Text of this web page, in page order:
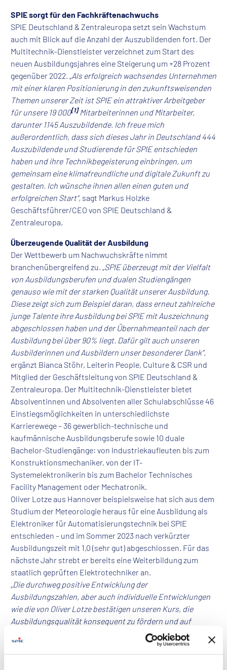
SPIE sorgt für den Fachkräftenachwuchs
SPIE Deutschland & Zentraleuropa setzt sein Wachstum
auch mit Blick auf die Anzahl der Auszubildenden fort. Der
Multitechnik-Dienstleister verzeichnet zum Start des
neuen Ausbildungsjahres eine Steigerung um +28 Prozent
gegenüber 2022. „Als erfolgreich wachsendes Unternehmen
mit einer klaren Positionierung in den zukunftsweisenden
Themen unserer Zeit ist SPIE ein attraktiver Arbeitgeber
für unsere 19 000[1]Mitarbeiterinnen und Mitarbeiter,
darunter 1145 Auszubildende. Ich freue mich
außerordentlich, dass sich dieses Jahr in Deutschland 444
Auszubildende und Studierende für SPIE entschieden
haben und ihre Technikbegeisterung einbringen, um
gemeinsam eine klimafreundliche und digitale Zukunft zu
gestalten. Ich wünsche ihnen allen einen guten und
erfolgreichen Start“, sagt Markus Holzke
Geschäftsführer/CEO von SPIE Deutschland &
Zentraleuropa.
Überzeugende Qualität der Ausbildung
Der Wettbewerb um Nachwuchskräfte nimmt
branchenübergreifend zu. „SPIE überzeugt mit der Vielfalt
von Ausbildungsberufen und dualen Studiengängen
genauso wie mit der starken Qualität unserer Ausbildung.
Diese zeigt sich zum Beispiel daran, dass erneut zahlreiche
junge Talente ihre Ausbildung bei SPIE mit Auszeichnung
abgeschlossen haben und der Übernahmeanteil nach der
Ausbildung bei über 90% liegt. Dafür gilt auch unseren
Ausbilderinnen und Ausbildern unser besonderer Dank“,
ergänzt Bianca Stöhr, Leiterin People, Culture & CSR und
Mitglied der Geschäftsleitung von SPIE Deutschland &
Zentraleuropa. Der Multitechnik-Dienstleister bietet
Absolventinnen und Absolventen aller Schulabschlüsse 46
Einstiegsmöglichkeiten in unterschiedlichste
Karrierewege – 36 gewerblich-technische und
kaufmännische Ausbildungsberufe sowie 10 duale
Bachelor-Studiengänge: von Industriekaufleuten bis zum
Konstruktionsmechaniker, von der IT-
Systemelektronikerin bis zum Bachelor Technisches
Facility Management oder Mechatronik.
Oliver Lotze aus Hannover beispielsweise hat sich aus dem
Studium der Meteorologie heraus für eine Ausbildung als
Elektroniker für Automatisierungstechnik bei SPIE
entschieden – und im Sommer 2023 nach verkürzter
Ausbildungszeit mit 1,0 (sehr gut) abgeschlossen. Für das
nächste Jahr strebt er bereits eine Weiterbildung zum
staatlich geprüften Elektrotechniker an.
„Die durchweg positive Entwicklung der
Ausbildungszahlen, aber auch individuelle Entwicklungen
wie die von Oliver Lotze bestätigen unseren Kurs, die
Ausbildungsqualität konsequent zu fördern und auf
unseren technikbegeisterten Nachwuchs zu setzen“,
Bianca Stöhr. Um Technikbegeisterte für SPIE zu gewinnen
und weiterzuentwickeln, hat sich der Multitechnik-